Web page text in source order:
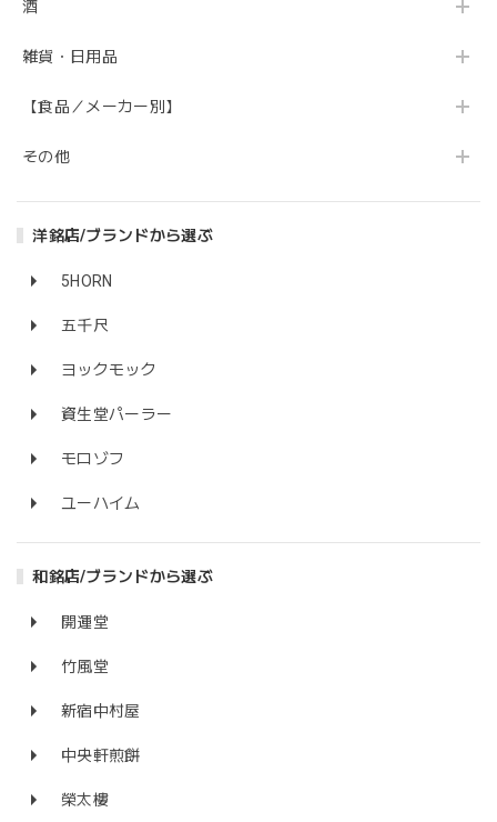
酒
雑貨・日用品
【食品／メーカー別】
その他
洋銘店/ブランドから選ぶ
5HORN
五千尺
ヨックモック
資生堂パーラー
モロゾフ
ユーハイム
和銘店/ブランドから選ぶ
開運堂
竹風堂
新宿中村屋
中央軒煎餅
榮太樓